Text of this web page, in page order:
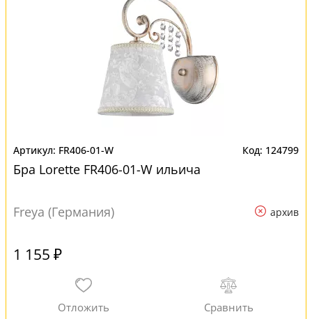
FR406-01-W 124799
Бра Lorette FR406-01-W ильича
Freya (Германия) архив
1 155 ₽